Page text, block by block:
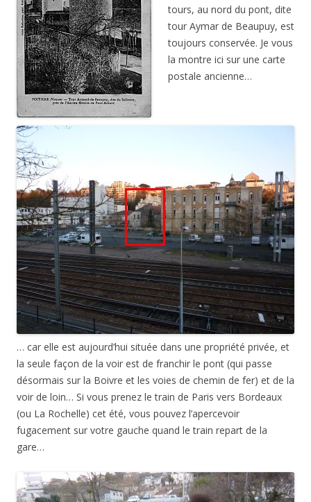
tours, au nord du pont, dite
tour Aymar de Beaupuy, est
toujours conservée. Je vous
la montre ici sur une carte
postale ancienne…
… car elle est aujourd’hui située dans une propriété privée, et
la seule façon de la voir est de franchir le pont (qui passe
désormais sur la Boivre et les voies de chemin de fer) et de la
voir de loin… Si vous prenez le train de Paris vers Bordeaux
(ou La Rochelle) cet été, vous pouvez l’apercevoir
fugacement sur votre gauche quand le train repart de la
gare…